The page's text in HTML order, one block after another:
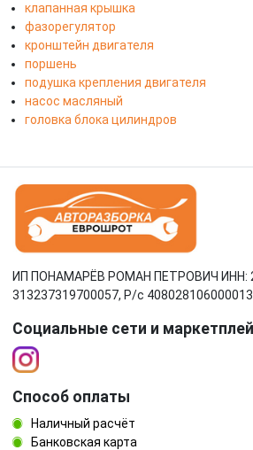
клапанная крышка
фазорегулятор
кронштейн двигателя
поршень
подушка крепления двигателя
насос масляный
головка блока цилиндров
ИП ПОНАМАРЁВ РОМАН ПЕТРОВИЧ ИНН:
313237319700057, Р/c
Социальные сети и
Способ оплаты
Наличный расчёт
Банковская карта